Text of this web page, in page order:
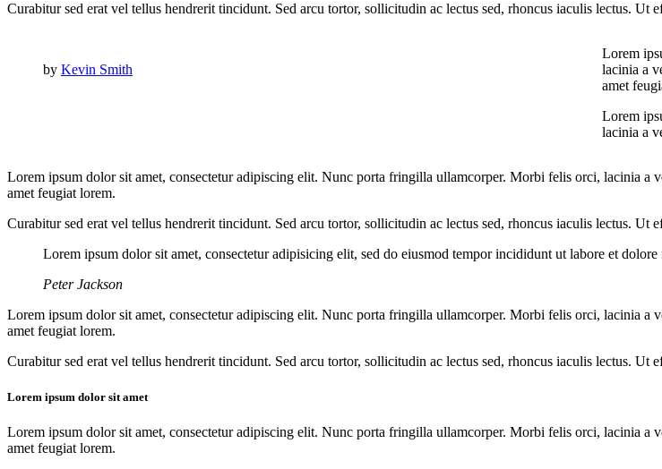
Curabitur sed erat vel tellus hendrerit tincidunt. Sed arcu tortor, sollicitudin ac lectus sed, rhoncus iaculis lectus.
by Kevin Smith
Lorem
lacinia a
amet
Lorem
lacinia a
Lorem ipsum dolor sit amet, consectetur adipiscing elit. Nunc porta fringilla ullamcorper. Morbi felis orci, lacinia a
amet feugiat lorem.
Curabitur sed erat vel tellus hendrerit tincidunt. Sed arcu tortor, sollicitudin ac lectus sed, rhoncus iaculis lectus.
Lorem ipsum dolor sit amet, consectetur adipisicing elit, sed do eiusmod tempor incididunt ut labore et
Peter Jackson
Lorem ipsum dolor sit amet, consectetur adipiscing elit. Nunc porta fringilla ullamcorper. Morbi felis orci, lacinia a
amet feugiat lorem.
Curabitur sed erat vel tellus hendrerit tincidunt. Sed arcu tortor, sollicitudin ac lectus sed, rhoncus iaculis lectus.
Lorem ipsum dolor sit amet
Lorem ipsum dolor sit amet, consectetur adipiscing elit. Nunc porta fringilla ullamcorper. Morbi felis orci, lacinia a
amet feugiat lorem.